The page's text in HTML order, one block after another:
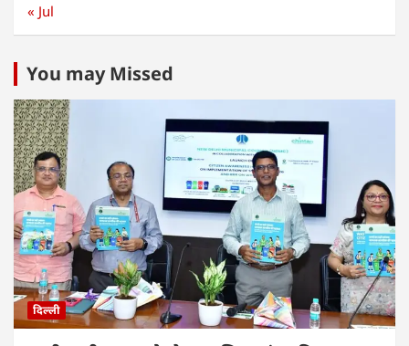
« Jul
You may Missed
दिल्ली